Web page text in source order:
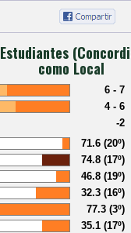
Estudiantes
como Local
6 - 7
4 - 6
-2
71.6 (20º)
74.8 (17º)
46.8 (19º)
32.3 (16º)
77.3 (3º)
35.1 (17º)